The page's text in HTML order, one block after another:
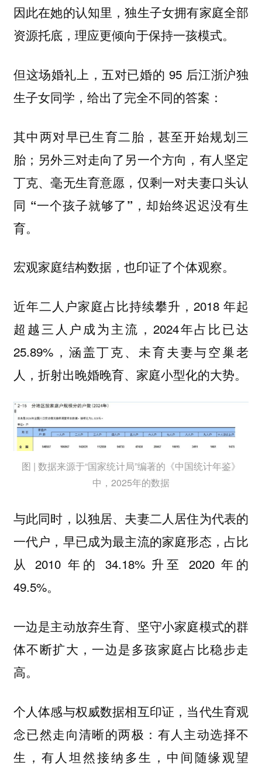
因此在她的认知里，独生子女拥有家庭全部
资源托底，理应更倾向于保持一孩模式。
但这场婚礼上，五对已婚的 95 后江浙沪独
生子女同学，给出了完全不同的答案：
其中两对早已生育二胎，甚至开始规划三
胎；另外三对走向了另一个方向，有人坚定
丁克、毫无生育意愿，仅剩一对夫妻口头认
同 “一个孩子就够了”，却始终迟迟没有生
育。
宏观家庭结构数据，也印证了个体观察。
近年二人户家庭占比持续攀升，2018 年起
超越三人户成为主流，2024年占比已达
25.89%，涵盖丁克、未育夫妻与空巢老
人，折射出晚婚晚育、家庭小型化的大势。
图 | 数据来源于“国家统计局”编著的《中国统计年鉴》
中，2025年的数据
与此同时，以独居、夫妻二人居住为代表的
一代户，早已成为最主流的家庭形态，占比
从 2010 年的 34.18% 升至 2020 年的
49.5%。
一边是主动放弃生育、坚守小家庭模式的群
体不断扩大，一边是多孩家庭占比稳步走
高。
个人体感与权威数据相互印证，当代生育观
念已然走向清晰的两极： 有人主动选择不
生，有人坦然接纳多生，中间随缘观望